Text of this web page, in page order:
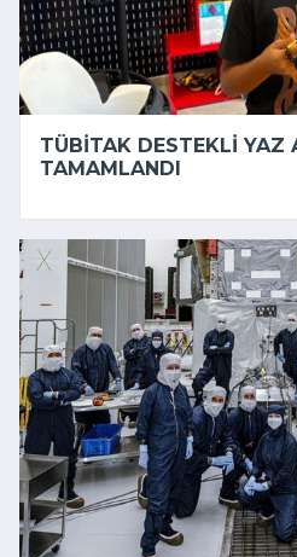
TÜBİTAK DESTEKLI YAZ
TAMAMLANDI